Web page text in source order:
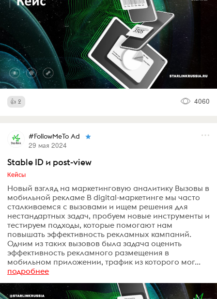
2 4060
#FollowMeTo Ad
29 мая 2024
Stable ID и post-view
Кейсы
Новый взгляд на маркетинговую аналитику Вызовы в
мобильной рекламе В digital-маркетинге мы часто
сталкиваемся с вызовами и ищем решения для
нестандартных задач, пробуем новые инструменты и
тестируем подходы, которые помогают нам
повышать эффективность рекламных кампаний.
Одним из таких вызовов была задача оценить
эффективность рекламного размещения в
мобильном приложении, трафик из которого мог...
подробнее